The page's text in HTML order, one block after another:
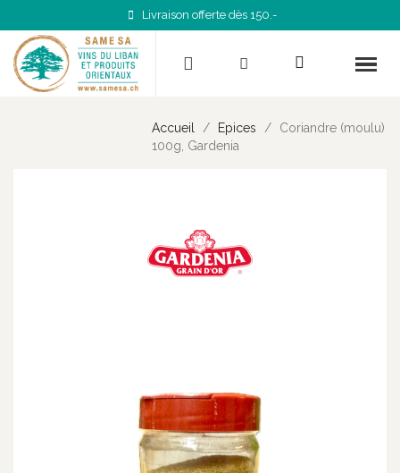
Livraison offerte dès 150.-
Accueil Epices
Coriandre (moulu)
100g, Gardenia